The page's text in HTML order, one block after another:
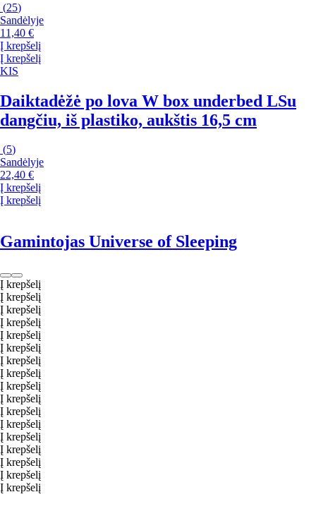
(25)
Sandėlyje
11,40 €
Į krepšelį
Į krepšelį
KIS
Daiktadėžė po lova W box underbed LSu
dangčiu, iš plastiko, aukštis 16,5 cm
(5)
Sandėlyje
22,40 €
Į krepšelį
Į krepšelį
Gamintojas Universe of Sleeping
Į krepšelį
Į krepšelį
Į krepšelį
Į krepšelį
Į krepšelį
Į krepšelį
Į krepšelį
Į krepšelį
Į krepšelį
Į krepšelį
Į krepšelį
Į krepšelį
Į krepšelį
Į krepšelį
Į krepšelį
Į krepšelį
Į krepšelį